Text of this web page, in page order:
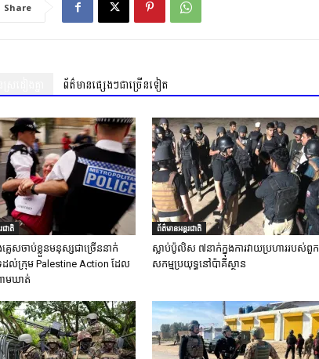
Share
ព័ត៌មានផ្សេងៗជាច្រើនទៀត
ជាតិ
េសចាប់ខ្លួនមនុស្សជាច្រើននាក់
ដល់ក្រុម Palestine Action ដែល
ាមឃាត់
ព័ត៌មានអន្តរជាតិ
ស្លាប់ប៉ូលិស ៧នាក់ក្នុងការវាយប្រហាររបស់ពួក
សកម្មប្រយុទ្ធនៅប៉ាគីស្ថាន